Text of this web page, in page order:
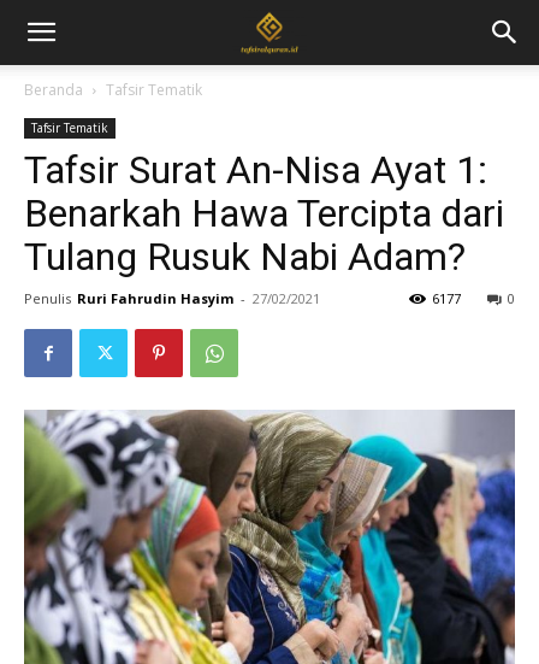
Beranda Tafsir Tematik
Tafsir Tematik
Tafsir Surat An-Nisa Ayat 1:
Benarkah Hawa Tercipta dari
Tulang Rusuk Nabi Adam?
Penulis Ruri Fahrudin Hasyim - 27/02/2021 0
6177